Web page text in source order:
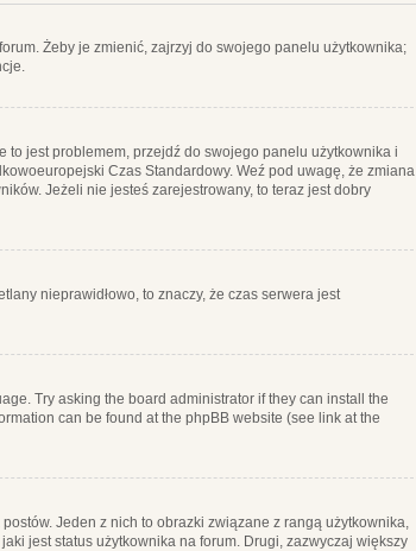
Żeby je zmienić, zajrzyj do swojego panelu użytkownika;
to jest problemem, przejdź do swojego panelu użytkownika i
Czas Standardowy. Weź pod uwagę, że zmiana
Jeżeli nie jesteś zarejestrowany, to teraz jest dobry
nieprawidłowo, to znaczy, że czas serwera jest
Try asking the board administrator if they can install the
can be found at the phpBB website (see link at the
Jeden z nich to obrazki związane z rangą użytkownika,
jest status użytkownika na forum. Drugi, zazwyczaj większy